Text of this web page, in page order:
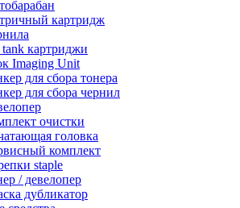
картридж
картриджи
Imaging Unit
для сбора тонера
для сбора чернил
очистки
головка
комплект
staple
/ девелопер
дубликатор